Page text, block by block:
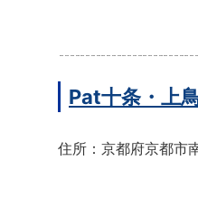
Pat十条・上
住所：京都府京都市